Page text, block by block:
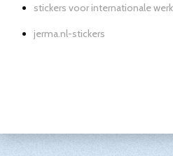
stickers voor internationale
jerma.nl-stickers